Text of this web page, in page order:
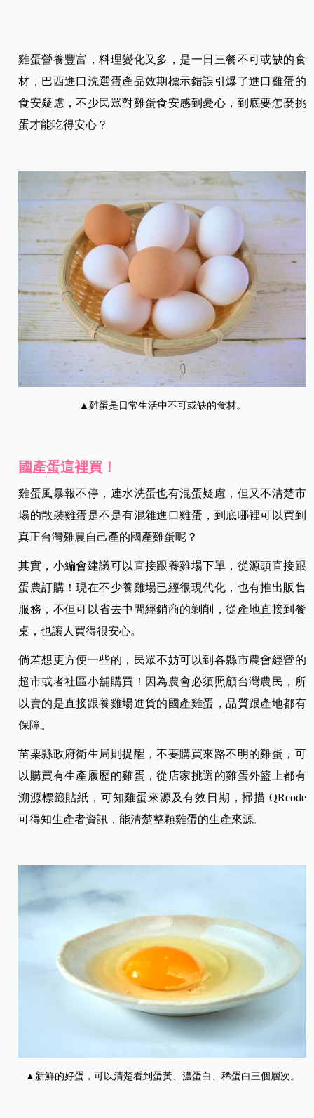
雞蛋營養豐富，料理變化又多，是一日三餐不可或缺的食
材，巴西進口洗選蛋產品效期標示錯誤引爆了進口雞蛋的
食安疑慮，不少民眾對雞蛋食安感到憂心，到底要怎麼挑
蛋才能吃得安心？
▲雞蛋是日常生活中不可或缺的食材。
國產蛋這裡買！
雞蛋風暴報不停，連水洗蛋也有混蛋疑慮，但又不清楚市
場的散裝雞蛋是不是有混雜進口雞蛋，到底哪裡可以買到
真正台灣雞農自己產的國產雞蛋呢？
其實，小編會建議可以直接跟養雞場下單，從源頭直接跟
蛋農訂購！現在不少養雞場已經很現代化，也有推出販售
服務，不但可以省去中間經銷商的剝削，從產地直接到餐
桌，也讓人買得很安心。
倘若想更方便一些的，民眾不妨可以到各縣市農會經營的
超市或者社區小舖購買！因為農會必須照顧台灣農民，所
以賣的是直接跟養雞場進貨的國產雞蛋，品質跟產地都有
保障。
苗栗縣政府衛生局則提醒，不要購買來路不明的雞蛋，可
以購買有生產履歷的雞蛋，從店家挑選的雞蛋外籃上都有
溯源標籤貼紙，可知雞蛋來源及有效日期，掃描 QRcode
可得知生產者資訊，能清楚整顆雞蛋的生產來源。
▲新鮮的好蛋，可以清楚看到蛋黃、濃蛋白、稀蛋白三個層次。